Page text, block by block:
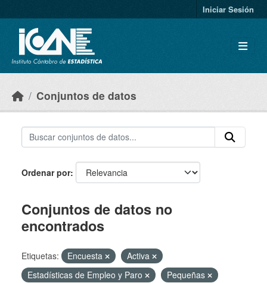
Iniciar Sesión
Conjuntos de datos
Ordenar por
Conjuntos de datos no
encontrados
Etiquetas: Encuesta
Activa
Estadísticas de Empleo y Paro
Pequeñas